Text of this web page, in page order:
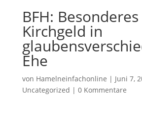
BFH: Besonderes
Kirchgeld in
Ehe
von Hamelneinfachonline | Juni 7,
Uncategorized | 0 Kommentare